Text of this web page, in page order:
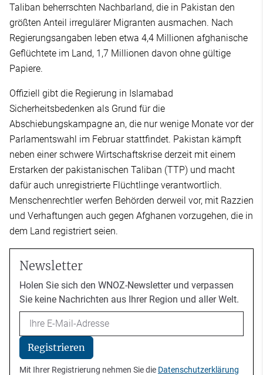
Taliban beherrschten Nachbarland, die in Pakistan den
größten Anteil irregulärer Migranten ausmachen. Nach
Regierungsangaben leben etwa 4,4 Millionen afghanische
Geflüchtete im Land, 1,7 Millionen davon ohne gültige
Papiere.
Offiziell gibt die Regierung in Islamabad
Sicherheitsbedenken als Grund für die
Abschiebungskampagne an, die nur wenige Monate vor der
Parlamentswahl im Februar stattfindet. Pakistan kämpft
neben einer schwere Wirtschaftskrise derzeit mit einem
Erstarken der pakistanischen Taliban (TTP) und macht
dafür auch unregistrierte Flüchtlinge verantwortlich.
Menschenrechtler werfen Behörden derweil vor, mit Razzien
und Verhaftungen auch gegen Afghanen vorzugehen, die in
dem Land registriert seien.
Newsletter
Holen Sie sich den WNOZ-Newsletter und verpassen
Sie keine Nachrichten aus Ihrer Region und aller Welt.
Email
Registrieren
Mit Ihrer Registrierung nehmen Sie die Datenschutzerklärung